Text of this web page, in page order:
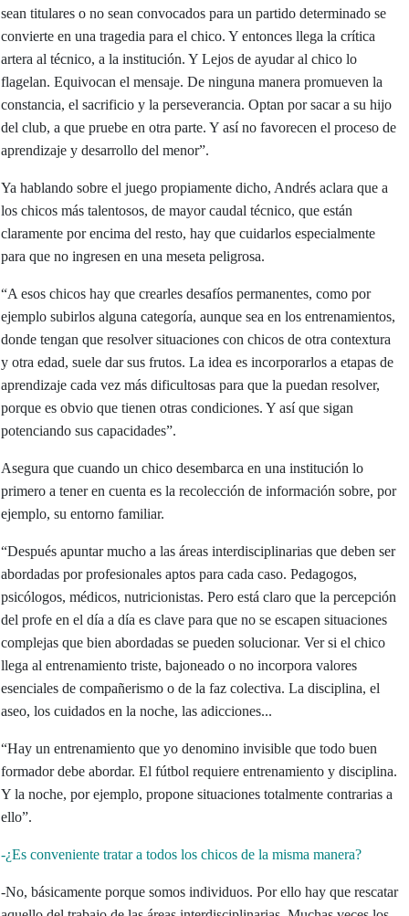
sean titulares o no sean convocados para un partido determinado se
convierte en una tragedia para el chico. Y entonces llega la crítica
artera al técnico, a la institución. Y Lejos de ayudar al chico lo
flagelan. Equivocan el mensaje. De ninguna manera promueven la
constancia, el sacrificio y la perseverancia. Optan por sacar a su hijo
del club, a que pruebe en otra parte. Y así no favorecen el proceso de
aprendizaje y desarrollo del menor”.
Ya hablando sobre el juego propiamente dicho, Andrés aclara que a
los chicos más talentosos, de mayor caudal técnico, que están
claramente por encima del resto, hay que cuidarlos especialmente
para que no ingresen en una meseta peligrosa.
“A esos chicos hay que crearles desafíos permanentes, como por
ejemplo subirlos alguna categoría, aunque sea en los entrenamientos,
donde tengan que resolver situaciones con chicos de otra contextura
y otra edad, suele dar sus frutos. La idea es incorporarlos a etapas de
aprendizaje cada vez más dificultosas para que la puedan resolver,
porque es obvio que tienen otras condiciones. Y así que sigan
potenciando sus capacidades”.
Asegura que cuando un chico desembarca en una institución lo
primero a tener en cuenta es la recolección de información sobre, por
ejemplo, su entorno familiar.
“Después apuntar mucho a las áreas interdisciplinarias que deben ser
abordadas por profesionales aptos para cada caso. Pedagogos,
psicólogos, médicos, nutricionistas. Pero está claro que la percepción
del profe en el día a día es clave para que no se escapen situaciones
complejas que bien abordadas se pueden solucionar. Ver si el chico
llega al entrenamiento triste, bajoneado o no incorpora valores
esenciales de compañerismo o de la faz colectiva. La disciplina, el
aseo, los cuidados en la noche, las adicciones...
“Hay un entrenamiento que yo denomino invisible que todo buen
formador debe abordar. El fútbol requiere entrenamiento y disciplina.
Y la noche, por ejemplo, propone situaciones totalmente contrarias a
ello”.
-¿Es conveniente tratar a todos los chicos de la misma manera?
-No, básicamente porque somos individuos. Por ello hay que rescatar